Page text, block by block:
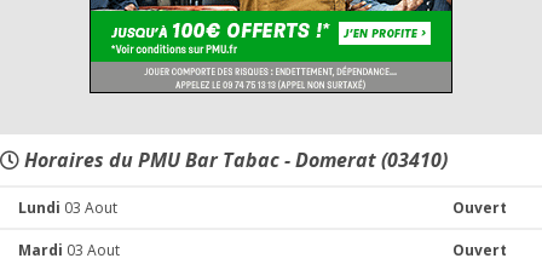
Horaires du PMU Bar Tabac - Domerat (03410)
Lundi 03 Aout Ouvert
Mardi 03 Aout Ouvert